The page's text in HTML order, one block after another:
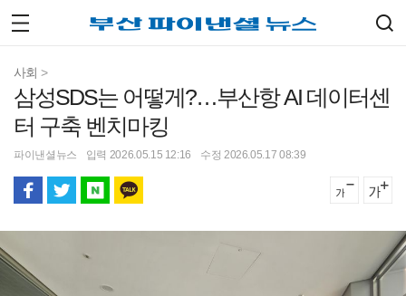
사회 >
삼성SDS는 어떻게?…부산항 AI 데이터센
터 구축 벤치마킹
파이낸셜뉴스 입력 2026.05.15 12:16 수정 2026.05.17 08:39